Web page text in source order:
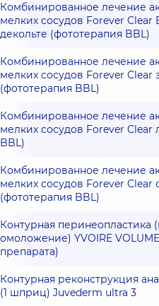
Комбинированное лечение
мелких сосудов Forever Clear
декольте (фототерапия BBL)
Комбинированное лечение
мелких сосудов Forever
(фототерапия BBL)
Комбинированное лечение
мелких сосудов Forever Clear
BBL)
Комбинированное лечение
мелких сосудов Forever Clear
(фототерапия BBL)
Контурная перинеопластика
омоложение) YVOIRE
препарата)
Контурная реконструкция
(1 шприц) Juvederm ultra 3